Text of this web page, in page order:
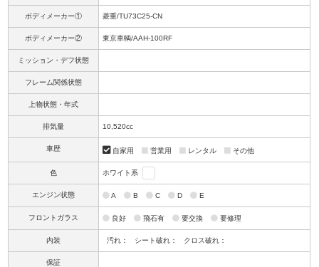
ボディメーカー① 菱重/TU73C25-CN
ボディメーカー② 東京車輌/AAH-100RF
ミッション・デフ状態
フレーム関係状態
上物状態・年式
排気量 10,520cc
車歴 自家用 営業用 レンタル その他
色 ホワイト系
エンジン状態 A B C D E
フロントガラス 良好 飛石有 要交換 要修理
内装 汚れ： シート破れ： クロス破れ：
保証